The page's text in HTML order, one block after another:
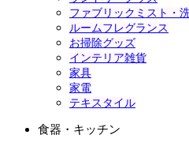
ファブリックミスト・
ルームフレグランス
お掃除グッズ
インテリア雑貨
家具
家電
テキスタイル
食器・キッチン